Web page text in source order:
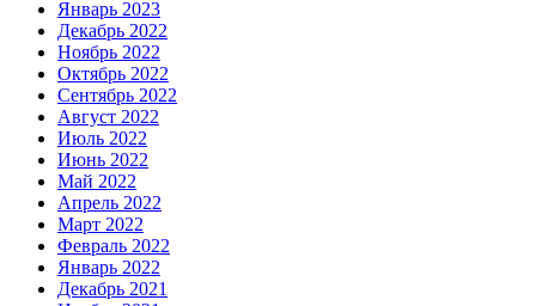
Январь 2023
Декабрь 2022
Ноябрь 2022
Октябрь 2022
Сентябрь 2022
Август 2022
Июль 2022
Июнь 2022
Май 2022
Апрель 2022
Март 2022
Февраль 2022
Январь 2022
Декабрь 2021